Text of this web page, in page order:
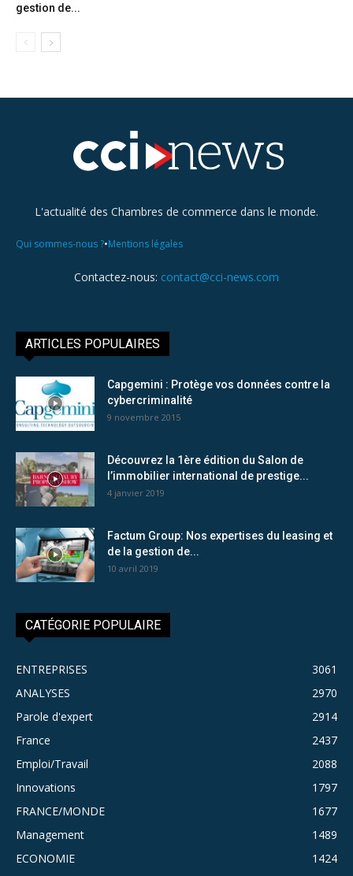
gestion de...
L'actualité des Chambres de commerce dans le monde.
Qui sommes-nous ?•Mentions légales
Contactez-nous: contact@cci-news.com
ARTICLES POPULAIRES
Capgemini : Protège vos données contre la
cybercriminalité
9 novembre 2015
Découvrez la 1ère édition du Salon de
l’immobilier international de prestige...
4 janvier 2019
Factum Group: Nos expertises du leasing et
de la gestion de...
10 avril 2019
CATÉGORIE POPULAIRE
ENTREPRISES
3061
ANALYSES
2970
Parole d'expert
2914
France
2437
Emploi/Travail
2088
Innovations
1797
FRANCE/MONDE
1677
Management
1489
ECONOMIE
1424